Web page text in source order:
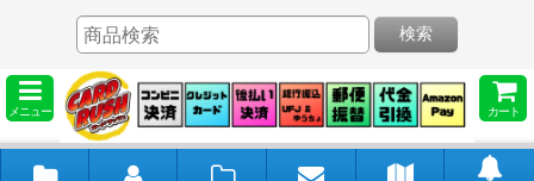
メニュー カート
検索